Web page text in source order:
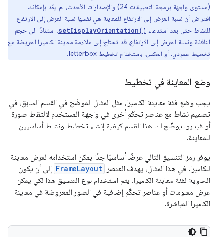
(مستوى واجهة برمجة التطبيقات 24) والإصدارات الأحدث، لم يعُد بإمكانك
افتراض أنّ نسبة العرض إلى الارتفاع للمعاينة هي نفسها نسبة العرض إلى الارتفاع
للنشاط حتى بعد استدعاء setDisplayOrientation(). استنادًا إلى حجم
النافذة ونسبة العرض إلى الارتفاع، قد تحتاج إلى ملاءمة معاينة الكاميرا العريضة مع
تخطيط عمودي، أو العكس، باستخدام تخطيط letterbox.
وضع المعاينة في تخطيط
يجب وضع فئة معاينة الكاميرا، مثل المثال الموضّح في القسم السابق، في
تصميم نشاط مع عناصر تحكّم أخرى في واجهة المستخدم لالتقاط صورة
أو فيديو. يوضّح لك هذا القسم كيفية إنشاء تخطيط ونشاط أساسيين
للمعاينة.
يوفر رمز التنسيق التالي عرضًا أساسيًا جدًا يمكن استخدامه لعرض معاينة
للكاميرا. في هذا المثال، يهدف العنصر
FrameLayout إلى أن يكون
الحاوية لفئة معاينة الكاميرا. يتم استخدام نوع التنسيق هذا لكي يمكن
عرض معلومات أو عناصر تحكّم إضافية في الصور المعروضة في معاينة
الكاميرا المباشرة.